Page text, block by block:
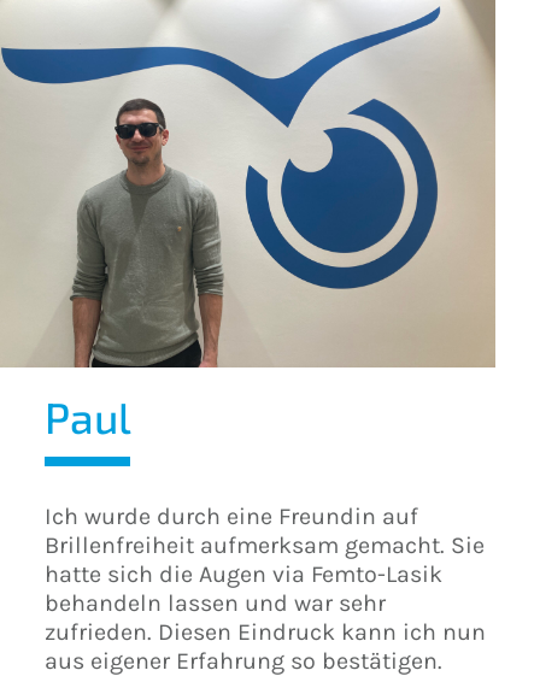
Paul
Ich wurde durch eine Freundin auf
Brillenfreiheit aufmerksam gemacht. Sie
hatte sich die Augen via Femto-Lasik
behandeln lassen und war sehr
zufrieden. Diesen Eindruck kann ich nun
aus eigener Erfahrung so bestätigen.